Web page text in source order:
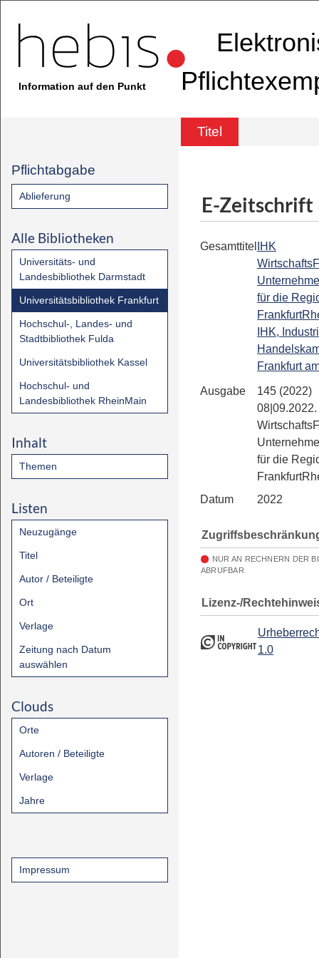
Information auf den Punkt
Titel
Pflichtabgabe
Ablieferung
Alle Bibliotheken
Universitäts- und
Landesbibliothek Darmstadt
Universitätsbibliothek Frankfurt
Hochschul-, Landes- und
Stadtbibliothek Fulda
Universitätsbibliothek Kassel
Hochschul- und
Landesbibliothek RheinMain
Inhalt
Themen
Listen
Neuzugänge
Titel
Autor / Beteiligte
Ort
Verlage
Zeitung nach Datum
auswählen
Clouds
Orte
Autoren / Beteiligte
Verlage
Jahre
Impressum
E-Zeitschrift
Gesamttitel IHK
für die
IHK,
Frankfurt
Ausgabe
145 (2022)
08|09.2022.
für die
Datum
2022
NUR AN RECHNERN DER
ABRUFBAR
Lizenz-/
1.0